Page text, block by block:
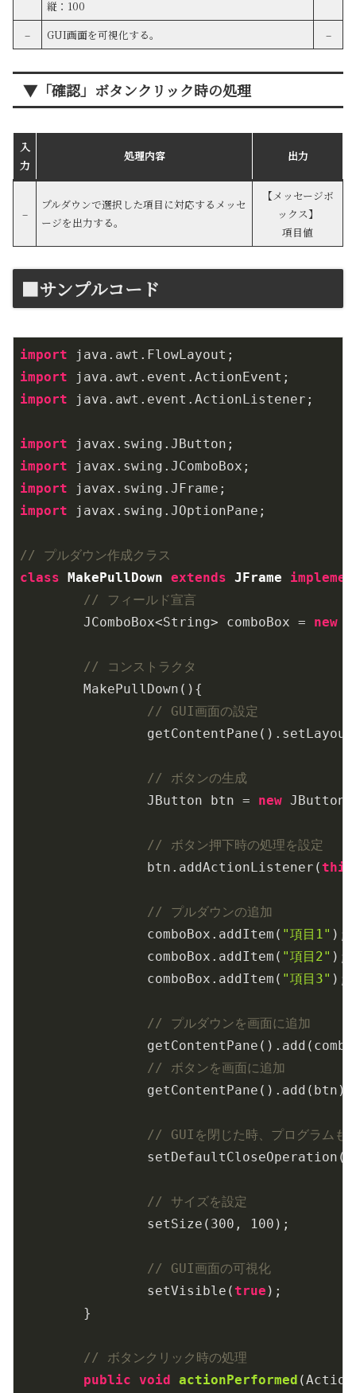
縦：100
–
GUI画面を可視化する。 –
▼「確認」ボタンクリック時の処理
入
力
処理内容 出力
–
プルダウンで選択した項目に対応するメッセ
ージを出力する。
【メッセージボ
ックス】
項目値
■サンプルコード
import
import
import java.awt.event.ActionListener;
import
import
import
import javax.swing.JOptionPane;
// プルダウン作成クラス
class MakePullDown extends JFrame
// フィールド宣言
	JComboBox<String> comboBox =
new
// コンストラクタ
// GUI画面の設定
// ボタンの生成
		JButton btn =
new JButton(
// ボタン押下時の処理を設定
		btn.addActionListener(
this
// プルダウンの追加
		comboBox.addItem(
"項目1" );
		comboBox.addItem(
"項目2" );
		comboBox.addItem(
"項目3" );
// プルダウンを画面に追加
// ボタンを画面に追加
// GUIを閉じた時、プログラムも
// サイズを設定
		setSize(
300 , 100 );
// GUI画面の可視化
		setVisible(
true );
// ボタンクリック時の処理
public void actionPerformed